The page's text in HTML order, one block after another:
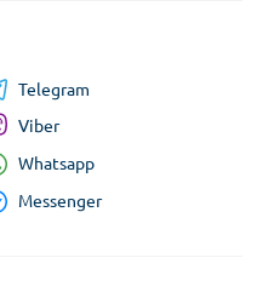
Telegram
Viber
Whatsapp
Messenger